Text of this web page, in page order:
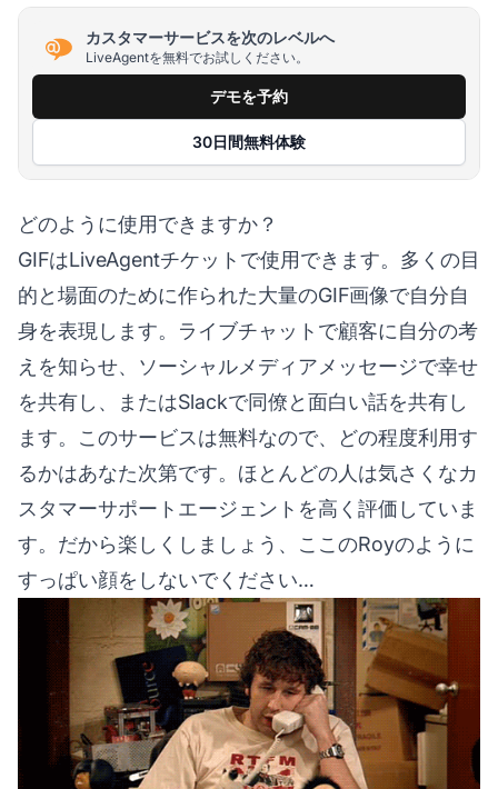
カスタマーサービスを次のレベルへ
LiveAgentを無料でお試しください。
デモを予約
30日間無料体験
どのように使用できますか？
GIFはLiveAgentチケットで使用できます。多くの目
的と場面のために作られた大量のGIF画像で自分自
身を表現します。ライブチャットで顧客に自分の考
えを知らせ、ソーシャルメディアメッセージで幸せ
を共有し、またはSlackで同僚と面白い話を共有し
ます。このサービスは無料なので、どの程度利用す
るかはあなた次第です。ほとんどの人は気さくなカ
スタマーサポートエージェントを高く評価していま
す。だから楽しくしましょう、ここのRoyのように
すっぱい顔をしないでください…